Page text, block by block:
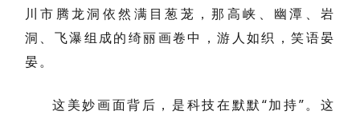
川市腾龙洞依然满目葱茏，那高峡、幽潭、岩
洞、飞瀑组成的绮丽画卷中，游人如织，笑语晏
晏。
这美妙画面背后，是科技在默默“加持”。这